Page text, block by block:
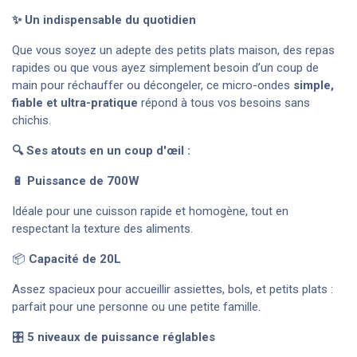
✨ Un indispensable du quotidien
Que vous soyez un adepte des petits plats maison, des repas
rapides ou que vous ayez simplement besoin d’un coup de
main pour réchauffer ou décongeler, ce micro-ondes simple,
fiable et ultra-pratique répond à tous vos besoins sans
chichis.
🔍 Ses atouts en un coup d'œil :
🔋 Puissance de 700W
Idéale pour une cuisson rapide et homogène, tout en
respectant la texture des aliments.
📦 Capacité de 20L
Assez spacieux pour accueillir assiettes, bols, et petits plats :
parfait pour une personne ou une petite famille.
🎛️ 5 niveaux de puissance réglables